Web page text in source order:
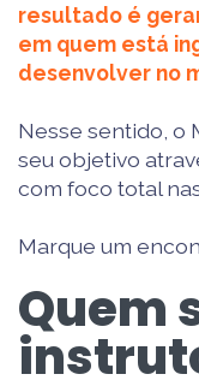
resultado é
em quem está
desenvolver no
Nesse sentido, o
seu objetivo
com foco total
Marque um
Quem